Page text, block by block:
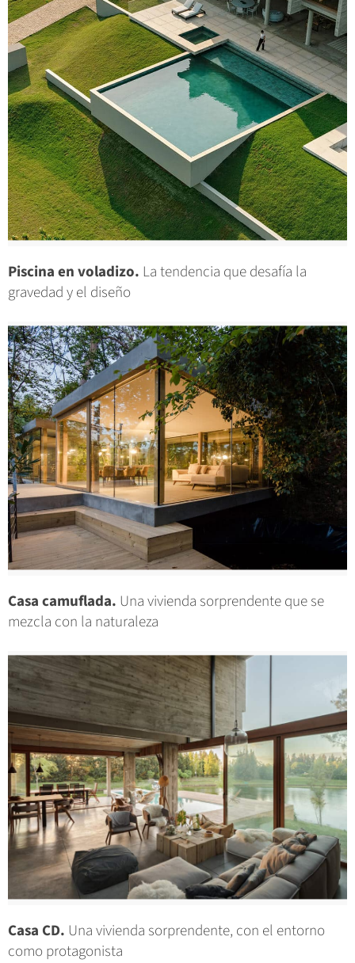
Piscina en voladizo. La tendencia que desafía la
gravedad y el diseño
Casa camuflada. Una vivienda sorprendente que se
mezcla con la naturaleza
Casa CD. Una vivienda sorprendente, con el entorno
como protagonista